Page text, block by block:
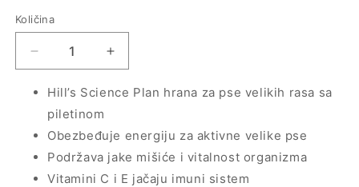
Količina
Smanji
količinu
za
Hill&#39;s
Science
Plan
Adult
Large
Povećaj
količinu
za
Plan
Adult
Large
Hill’s Science Plan hrana za pse velikih rasa sa
piletinom
Obezbeđuje energiju za aktivne velike pse
Podržava jake mišiće i vitalnost organizma
Vitamini C i E jačaju imuni sistem